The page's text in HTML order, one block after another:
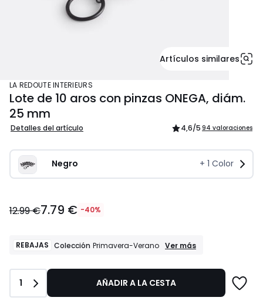
Artículos similares
LA REDOUTE INTERIEURS
Lote de 10 aros con pinzas ONEGA, diám.
25 mm
Detalles del artículo 4,6/5 94 valoraciones
Negro + 1 Color
€
de
€
40%
descuento
12.99 €7.79 € -40%
REBAJAS Colección Primavera-Verano REBAJAS
Ver más
Cantidad
1 AÑADIR A LA CESTA